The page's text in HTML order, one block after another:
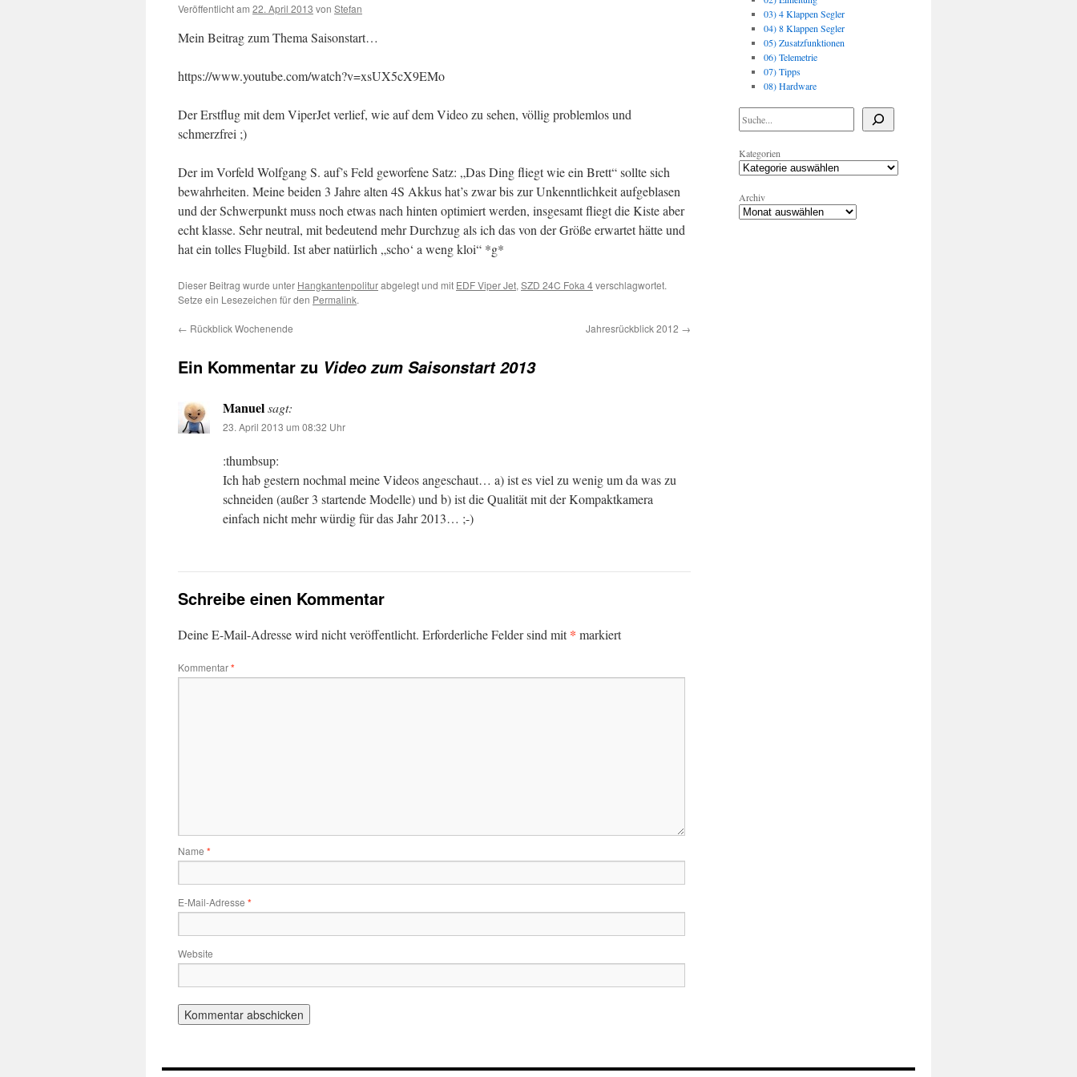
Veröffentlicht am 22. April 2013 von Stefan
Mein Beitrag zum Thema Saisonstart…
https://www.youtube.com/watch?v=xsUX5cX9EMo
Der Erstflug mit dem ViperJet verlief, wie auf dem Video zu sehen, völlig problemlos und
schmerzfrei ;)
Der im Vorfeld Wolfgang S. auf’s Feld geworfene Satz: „Das Ding fliegt wie ein Brett“ sollte sich
bewahrheiten. Meine beiden 3 Jahre alten 4S Akkus hat’s zwar bis zur Unkenntlichkeit aufgeblasen
und der Schwerpunkt muss noch etwas nach hinten optimiert werden, insgesamt fliegt die Kiste aber
echt klasse. Sehr neutral, mit bedeutend mehr Durchzug als ich das von der Größe erwartet hätte und
hat ein tolles Flugbild. Ist aber natürlich „scho‘ a weng kloi“ *g*
Dieser Beitrag wurde unter Hangkantenpoliturabgelegt und mit EDF Viper Jet, SZD 24C Foka 4verschlagwortet.
Setze ein Lesezeichen für den Permalink.
← Rückblick Wochenende Jahresrückblick 2012 →
Ein Kommentar zu Video zum Saisonstart 2013
Manuelsagt:
23. April 2013 um 08:32 Uhr
:thumbsup:
Ich hab gestern nochmal meine Videos angeschaut… a) ist es viel zu wenig um da was zu
schneiden (außer 3 startende Modelle) und b) ist die Qualität mit der Kompaktkamera
einfach nicht mehr würdig für das Jahr 2013… ;-)
Schreibe einen Kommentar
Deine E-Mail-Adresse wird nicht veröffentlicht. Erforderliche Felder sind mit* markiert
Kommentar*
Name *
E-Mail-Adresse *
Website
03) 4 Klappen Segler
04) 8 Klappen Segler
05) Zusatzfunktionen
06) Telemetrie
07) Tipps
08) Hardware
Kategorien
Archiv